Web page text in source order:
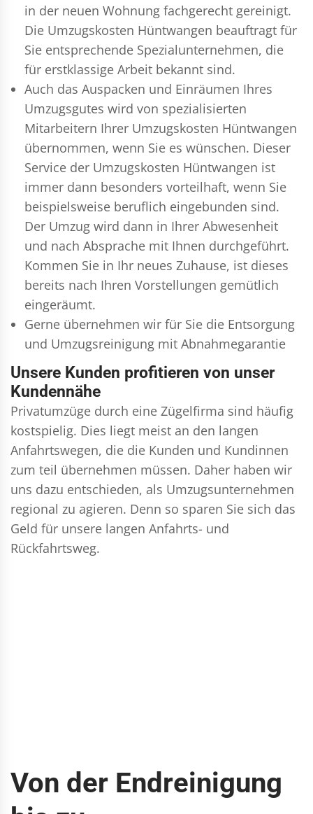
in der neuen Wohnung fachgerecht gereinigt.
Die Umzugskosten Hüntwangen beauftragt für
Sie entsprechende Spezialunternehmen, die
für erstklassige Arbeit bekannt sind.
Auch das Auspacken und Einräumen Ihres
Umzugsgutes wird von spezialisierten
Mitarbeitern Ihrer Umzugskosten Hüntwangen
übernommen, wenn Sie es wünschen. Dieser
Service der Umzugskosten Hüntwangen ist
immer dann besonders vorteilhaft, wenn Sie
beispielsweise beruflich eingebunden sind.
Der Umzug wird dann in Ihrer Abwesenheit
und nach Absprache mit Ihnen durchgeführt.
Kommen Sie in Ihr neues Zuhause, ist dieses
bereits nach Ihren Vorstellungen gemütlich
eingeräumt.
Gerne übernehmen wir für Sie die Entsorgung
und Umzugsreinigung mit Abnahmegarantie
Unsere Kunden profitieren von unser
Kundennähe
Privatumzüge durch eine Zügelfirma sind häufig
kostspielig. Dies liegt meist an den langen
Anfahrtswegen, die die Kunden und Kundinnen
zum teil übernehmen müssen. Daher haben wir
uns dazu entschieden, als Umzugsunternehmen
regional zu agieren. Denn so sparen Sie sich das
Geld für unsere langen Anfahrts- und
Rückfahrtsweg.
Von der Endreinigung